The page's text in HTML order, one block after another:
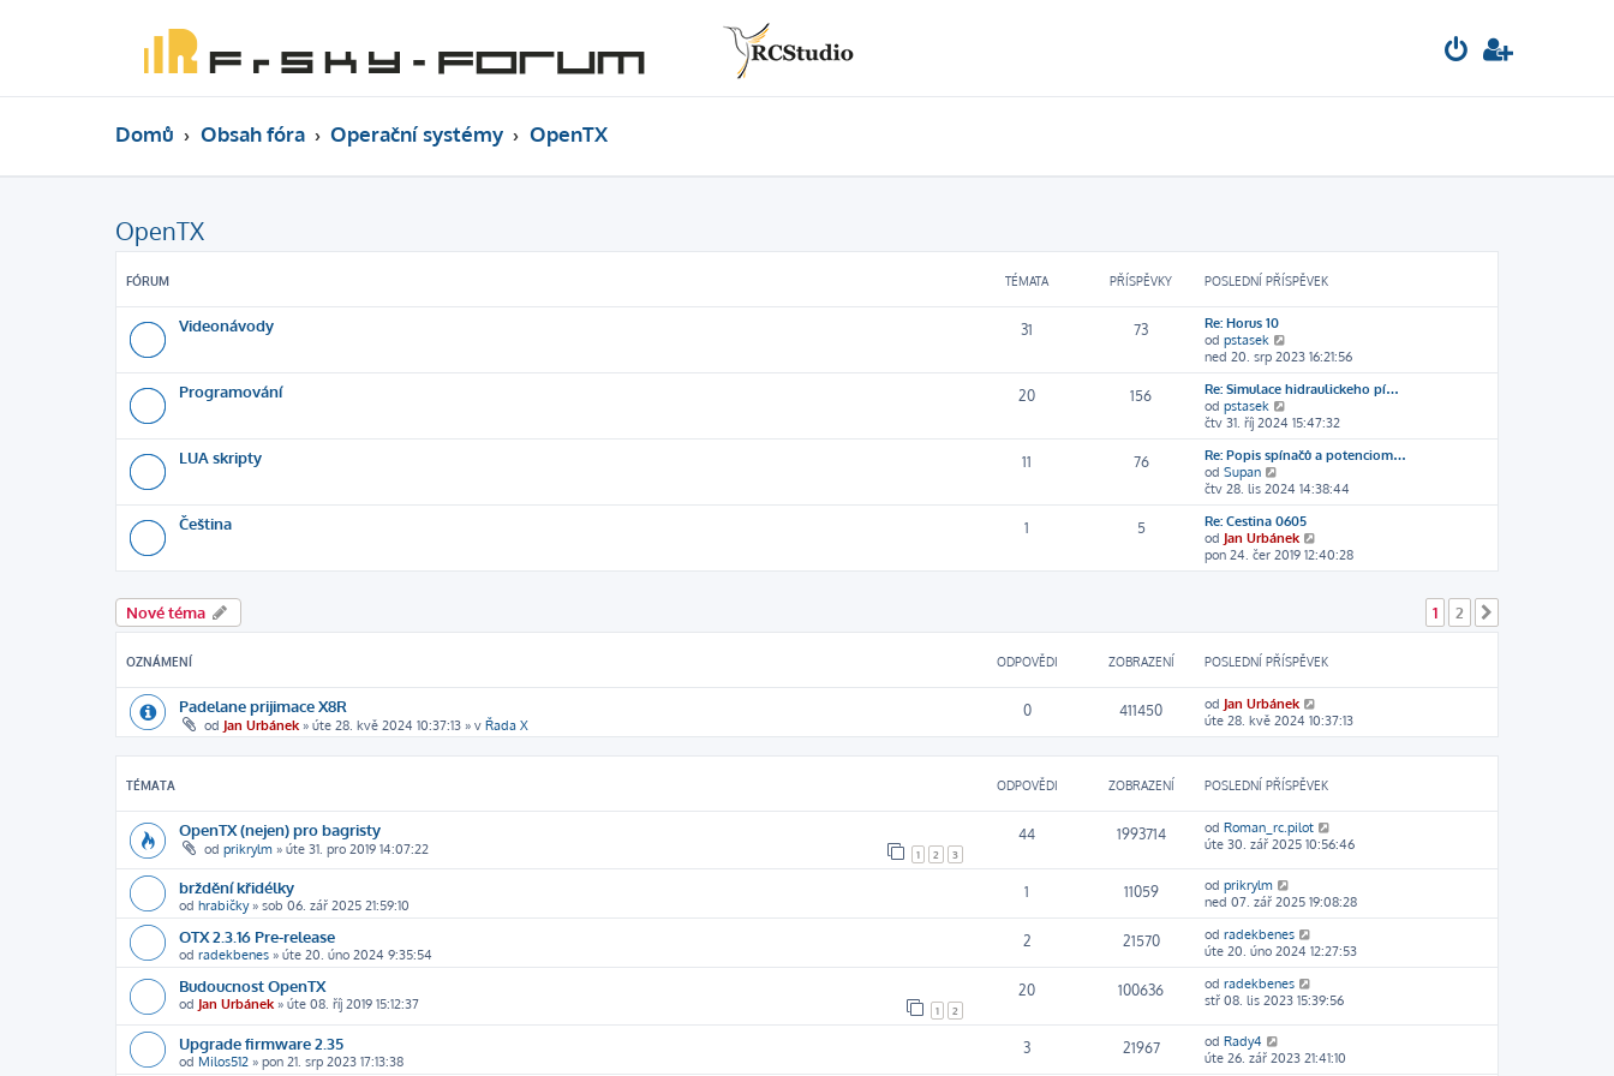
Domů Obsah fóra Operační systémy OpenTX
OpenTX
FÓRUM TÉMATA PŘÍSPĚVKY POSLEDNÍ PŘÍSPĚVEK
Videonávody 31 73
Re: Horus 10
od pstasek
o
b
r
z
i
t
o
s
l
e
d
n
s
ě
v
e
ned 20. srp 2023 16:21:56
Programování 20 156
Re: Simulace hidraulickeho pí…
od pstasek
o
b
r
z
i
t
p
o
s
í
ř
í
s
p
ě
e
k
čtv 31. říj 2024 15:47:32
LUA skripty 11 76
Re: Popis spínačů a potenciom…
od Supan
o
b
r
a
z
i
l
d
n
í
p
ř
í
s
p
ě
v
k
čtv 28. lis 2024 14:38:44
Čeština 1 5
Re: Cestina 0605
od Jan Urbánek
o
b
i
t
p
o
l
e
d
í
ř
í
p
v
e
pon 24. čer 2019 12:40:28
Nové téma 1 2
OZNÁMENÍ ODPOVĚDI ZOBRAZENÍ POSLEDNÍ PŘÍSPĚVEK
Padelane prijimace X8R
od Jan Urbánek » úte 28. kvě 2024 10:37:13 » v Řada X
0 411450 od Jan Urbánek
úte 28. kvě 2024 10:37:13
TÉMATA ODPOVĚDI ZOBRAZENÍ POSLEDNÍ PŘÍSPĚVEK
OpenTX (nejen) pro bagristy
od prikrylm » úte 31. pro 2019 14:07:22 1 2 3
44 1993714 od Roman_rc.pilot
úte 30. zář 2025 10:56:46
brždění křidélky
od hrabičky» sob 06. zář 2025 21:59:10
1 11059 od prikrylm
ned 07. zář 2025 19:08:28
OTX 2.3.16 Pre-release
od radekbenes » úte 20. úno 2024 9:35:54
2 21570 od radekbenes
úte 20. úno 2024 12:27:53
Budoucnost OpenTX
od Jan Urbánek » úte 08. říj 2019 15:12:37 1 2
20 100636 od radekbenes
stř 08. lis 2023 15:39:56
Upgrade firmware 2.35
od Milos512 » pon 21. srp 2023 17:13:38
3 21967 od Rady4
úte 26. zář 2023 21:41:10